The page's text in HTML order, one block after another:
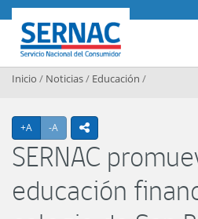
Contenido principal
SERNAC
Inicio / Noticias/ Educación /
+A Agrandar texto
-A Achicar textoicono
SERNAC
educación